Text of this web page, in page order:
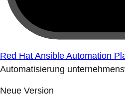
Red Hat Ansible Automation
Automatisierung
Neue Version